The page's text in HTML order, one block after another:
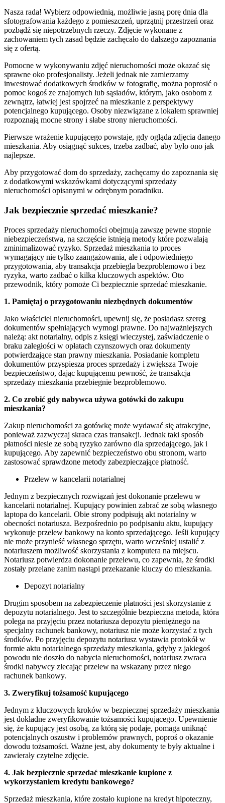
Nasza rada! Wybierz odpowiednią, możliwie jasną porę dnia dla
sfotografowania każdego z pomieszczeń, uprzątnij przestrzeń oraz
pozbądź się niepotrzebnych rzeczy. Zdjęcie wykonane z
zachowaniem tych zasad będzie zachęcało do dalszego zapoznania
się z ofertą.
Pomocne w wykonywaniu zdjęć nieruchomości może okazać się
sprawne oko profesjonalisty. Jeżeli jednak nie zamierzamy
inwestować dodatkowych środków w fotografię, można poprosić o
pomoc kogoś ze znajomych lub sąsiadów, którym, jako osobom z
zewnątrz, łatwiej jest spojrzeć na mieszkanie z perspektywy
potencjalnego kupującego. Osoby niezwiązane z lokalem sprawniej
rozpoznają mocne strony i słabe strony nieruchomości.
Pierwsze wrażenie kupującego powstaje, gdy ogląda zdjęcia danego
mieszkania. Aby osiągnąć sukces, trzeba zadbać, aby było ono jak
najlepsze.
Aby przygotować dom do sprzedaży, zachęcamy do zapoznania się
z dodatkowymi wskazówkami dotyczącymi sprzedaży
nieruchomości opisanymi w odrębnym poradniku.
Jak bezpiecznie sprzedać mieszkanie?
Proces sprzedaży nieruchomości obejmują zawszę pewne stopnie
niebezpieczeństwa, na szczęście istnieją metody które pozwalają
zminimalizować ryzyko. Sprzedaż mieszkania to proces
wymagający nie tylko zaangażowania, ale i odpowiedniego
przygotowania, aby transakcja przebiegła bezproblemowo i bez
ryzyka, warto zadbać o kilka kluczowych aspektów. Oto
przewodnik, który pomoże Ci bezpiecznie sprzedać mieszkanie.
1. Pamiętaj o przygotowaniu niezbędnych dokumentów
Jako właściciel nieruchomości, upewnij się, że posiadasz szereg
dokumentów spełniających wymogi prawne. Do najważniejszych
należą: akt notarialny, odpis z księgi wieczystej, zaświadczenie o
braku zaległości w opłatach czynszowych oraz dokumenty
potwierdzające stan prawny mieszkania. Posiadanie kompletu
dokumentów przyspiesza proces sprzedaży i zwiększa Twoje
bezpieczeństwo, dając kupującemu pewność, że transakcja
sprzedaży mieszkania przebiegnie bezproblemowo.
2. Co zrobić gdy nabywca używa gotówki do zakupu
mieszkania?
Zakup nieruchomości za gotówkę może wydawać się atrakcyjne,
ponieważ zazwyczaj skraca czas transakcji. Jednak taki sposób
płatności niesie ze sobą ryzyko zarówno dla sprzedającego, jak i
kupującego. Aby zapewnić bezpieczeństwo obu stronom, warto
zastosować sprawdzone metody zabezpieczające płatność.
Przelew w kancelarii notarialnej
Jednym z bezpiecznych rozwiązań jest dokonanie przelewu w
kancelarii notarialnej. Kupujący powinien zabrać ze sobą własnego
laptopa do kancelarii. Obie strony podpisują akt notarialny w
obecności notariusza. Bezpośrednio po podpisaniu aktu, kupujący
wykonuje przelew bankowy na konto sprzedającego. Jeśli kupujący
nie może przynieść własnego sprzętu, warto wcześniej ustalić z
notariuszem możliwość skorzystania z komputera na miejscu.
Notariusz potwierdza dokonanie przelewu, co zapewnia, że środki
zostały przelane zanim nastąpi przekazanie kluczy do mieszkania.
Depozyt notarialny
Drugim sposobem na zabezpieczenie płatności jest skorzystanie z
depozytu notarialnego. Jest to szczególnie bezpieczna metoda, która
polega na przyjęciu przez notariusza depozytu pieniężnego na
specjalny rachunek bankowy, notariusz nie może korzystać z tych
środków. Po przyjęciu depozytu notariusz wystawia protokół w
formie aktu notarialnego sprzedaży mieszkania, gdyby z jakiegoś
powodu nie doszło do nabycia nieruchomości, notariusz zwraca
środki nabywcy zlecając przelew na wskazany przez niego
rachunek bankowy.
3. Zweryfikuj tożsamość kupującego
Jednym z kluczowych kroków w bezpiecznej sprzedaży mieszkania
jest dokładne zweryfikowanie tożsamości kupującego. Upewnienie
się, że kupujący jest osobą, za którą się podaje, pomaga uniknąć
potencjalnych oszustw i problemów prawnych, poproś o okazanie
dowodu tożsamości. Ważne jest, aby dokumenty te były aktualne i
zawierały czytelne zdjęcie.
4. Jak bezpiecznie sprzedać mieszkanie kupione z
wykorzystaniem kredytu bankowego?
Sprzedaż mieszkania, które zostało kupione na kredyt hipoteczny,